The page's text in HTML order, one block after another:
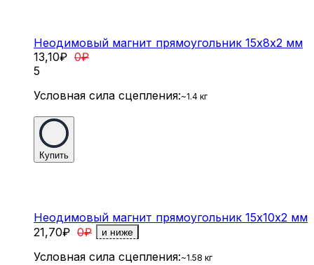
Неодимовый магнит прямоугольник 15х8х2 мм
13,10₽ 0₽
5
Условная сила сцепления:~1.4 кг
Купить
Неодимовый магнит прямоугольник 15х10х2 мм
21,70₽ 0₽ и ниже
Условная сила сцепления:~1.58 кг